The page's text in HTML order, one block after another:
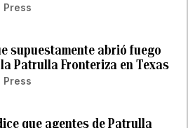
Press
supuestamente abrió fuego
Patrulla Fronteriza en Texas
Press
que agentes de Patrulla